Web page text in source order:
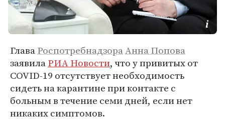
ГлаваРоспотребнадзораАнна Попова
заявилаРИА Новости, что у привитых от
COVID-19 отсутствует необходимость
сидеть на карантине при контакте с
больным в течение семи дней, если нет
никаких симптомов.